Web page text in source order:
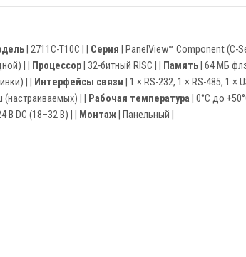
| 2711C-T10C | | Серия | PanelView™ Component (C-
| | Процессор | 32-битный RISC | | Память | 64 МБ
| | Интерфейсы связи | 1 × RS-232, 1 × RS-485, 1 ×
| | Рабочая температура | 0°C до
В DC (18–32 В) | | Монтаж | Панельный |